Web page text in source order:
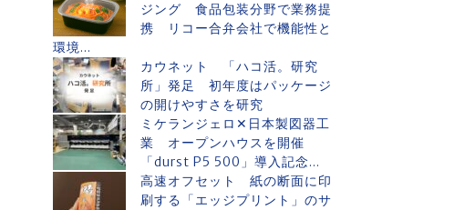
ジング 食品包装分野で業務提
携 リコー合弁会社で機能性と
環境...
カウネット 「ハコ活。研究
所」発足 初年度はパッケージ
の開けやすさを研究
ミケランジェロ✕日本製図器工
業 オープンハウスを開催
「durst P5 500」導入記念...
高速オフセット 紙の断面に印
刷する「エッジプリント」のサ